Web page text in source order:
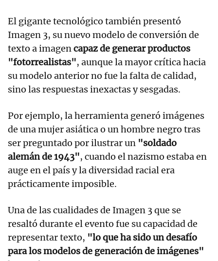
El gigante tecnológico también presentó
Imagen 3, su nuevo modelo de conversión de
texto a imagencapaz de generar productos
"fotorrealistas", aunque la mayor crítica hacia
su modelo anterior no fue la falta de calidad,
sino las respuestas inexactas y sesgadas.
Por ejemplo, la herramienta generó imágenes
de una mujer asiática o un hombre negro tras
ser preguntado por ilustrar un "soldado
alemán de 1943", cuando el nazismo estaba en
auge en el país y la diversidad racial era
prácticamente imposible.
Una de las cualidades de Imagen 3 que se
resaltó durante el evento fue su capacidad de
representar texto, "lo que ha sido un desafío
para los modelos de generación de imágenes"